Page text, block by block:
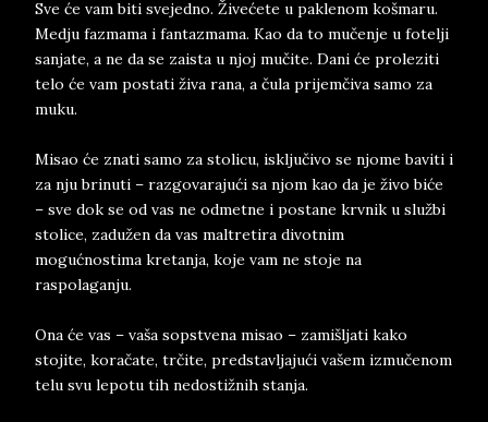
Sve će vam biti svejedno. Živećete u paklenom košmaru.
Medju fazmama i fantazmama. Kao da to mučenje u fotelji
sanjate, a ne da se zaista u njoj mučite. Dani će proleziti
telo će vam postati živa rana, a čula prijemčiva samo za
muku.
Misao će znati samo za stolicu, isključivo se njome baviti i
za nju brinuti – razgovarajući sa njom kao da je živo biće
– sve dok se od vas ne odmetne i postane krvnik u službi
stolice, zadužen da vas maltretira divotnim
mogućnostima kretanja, koje vam ne stoje na
raspolaganju.
Ona će vas – vaša sopstvena misao – zamišljati kako
stojite, koračate, trčite, predstavljajući vašem izmučenom
telu svu lepotu tih nedostižnih stanja.